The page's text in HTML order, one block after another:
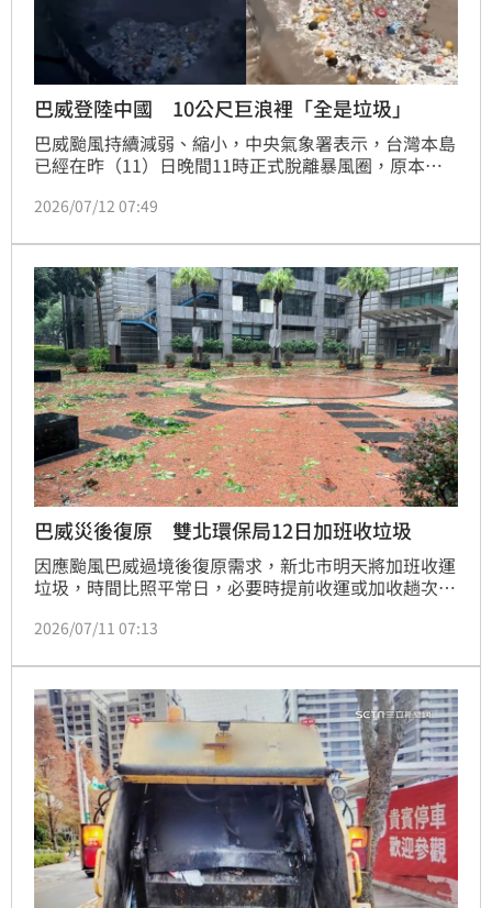
巴威登陸中國 10公尺巨浪裡「全是垃圾」
巴威颱風持續減弱、縮小，中央氣象署表示，台灣本島
已經在昨（11）日晚間11時正式脫離暴風圈，原本昨
脫離暴風圈，氣象署清晨5時30分已經正式解除巴威颱
經常分享中國重大事件的X帳號「李老師不是你老
師」，就曝光巴威颱風登陸中國的畫面，驚見海裡全是
垃圾。
2026/07/12 07:49
巴威災後復原 雙北環保局12日加班收垃圾
因應颱風巴威過境後復原需求，新北市明天將加班收運
垃圾，時間比照平常日，必要時提前收運或加收趟次。
及地點排出。
2026/07/11 07:13